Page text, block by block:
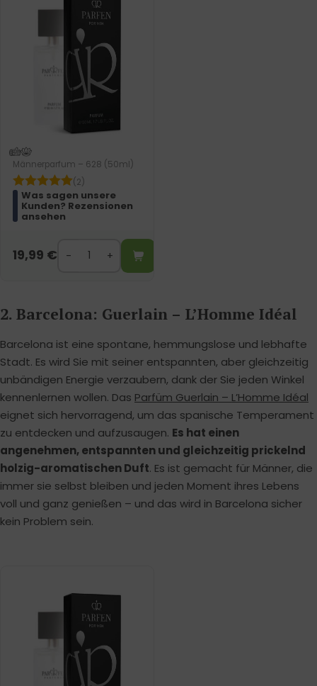
Männerparfum – 628 (50ml)
(2)
Was sagen unsere
Kunden? Rezensionen
ansehen
19,99 €
2. Barcelona: Guerlain – L’Homme Idéal
Barcelona ist eine spontane, hemmungslose und lebhafte
Stadt. Es wird Sie mit seiner entspannten, aber gleichzeitig
unbändigen Energie verzaubern, dank der Sie jeden Winkel
kennenlernen wollen. Das Parfüm Guerlain – L’Homme Idéal
eignet sich hervorragend, um das spanische Temperament
zu entdecken und aufzusaugen. Es hat einen
angenehmen, entspannten und gleichzeitig prickelnd
holzig-aromatischen Duft. Es ist gemacht für Männer, die
immer sie selbst bleiben und jeden Moment ihres Lebens
voll und ganz genießen – und das wird in Barcelona sicher
kein Problem sein.